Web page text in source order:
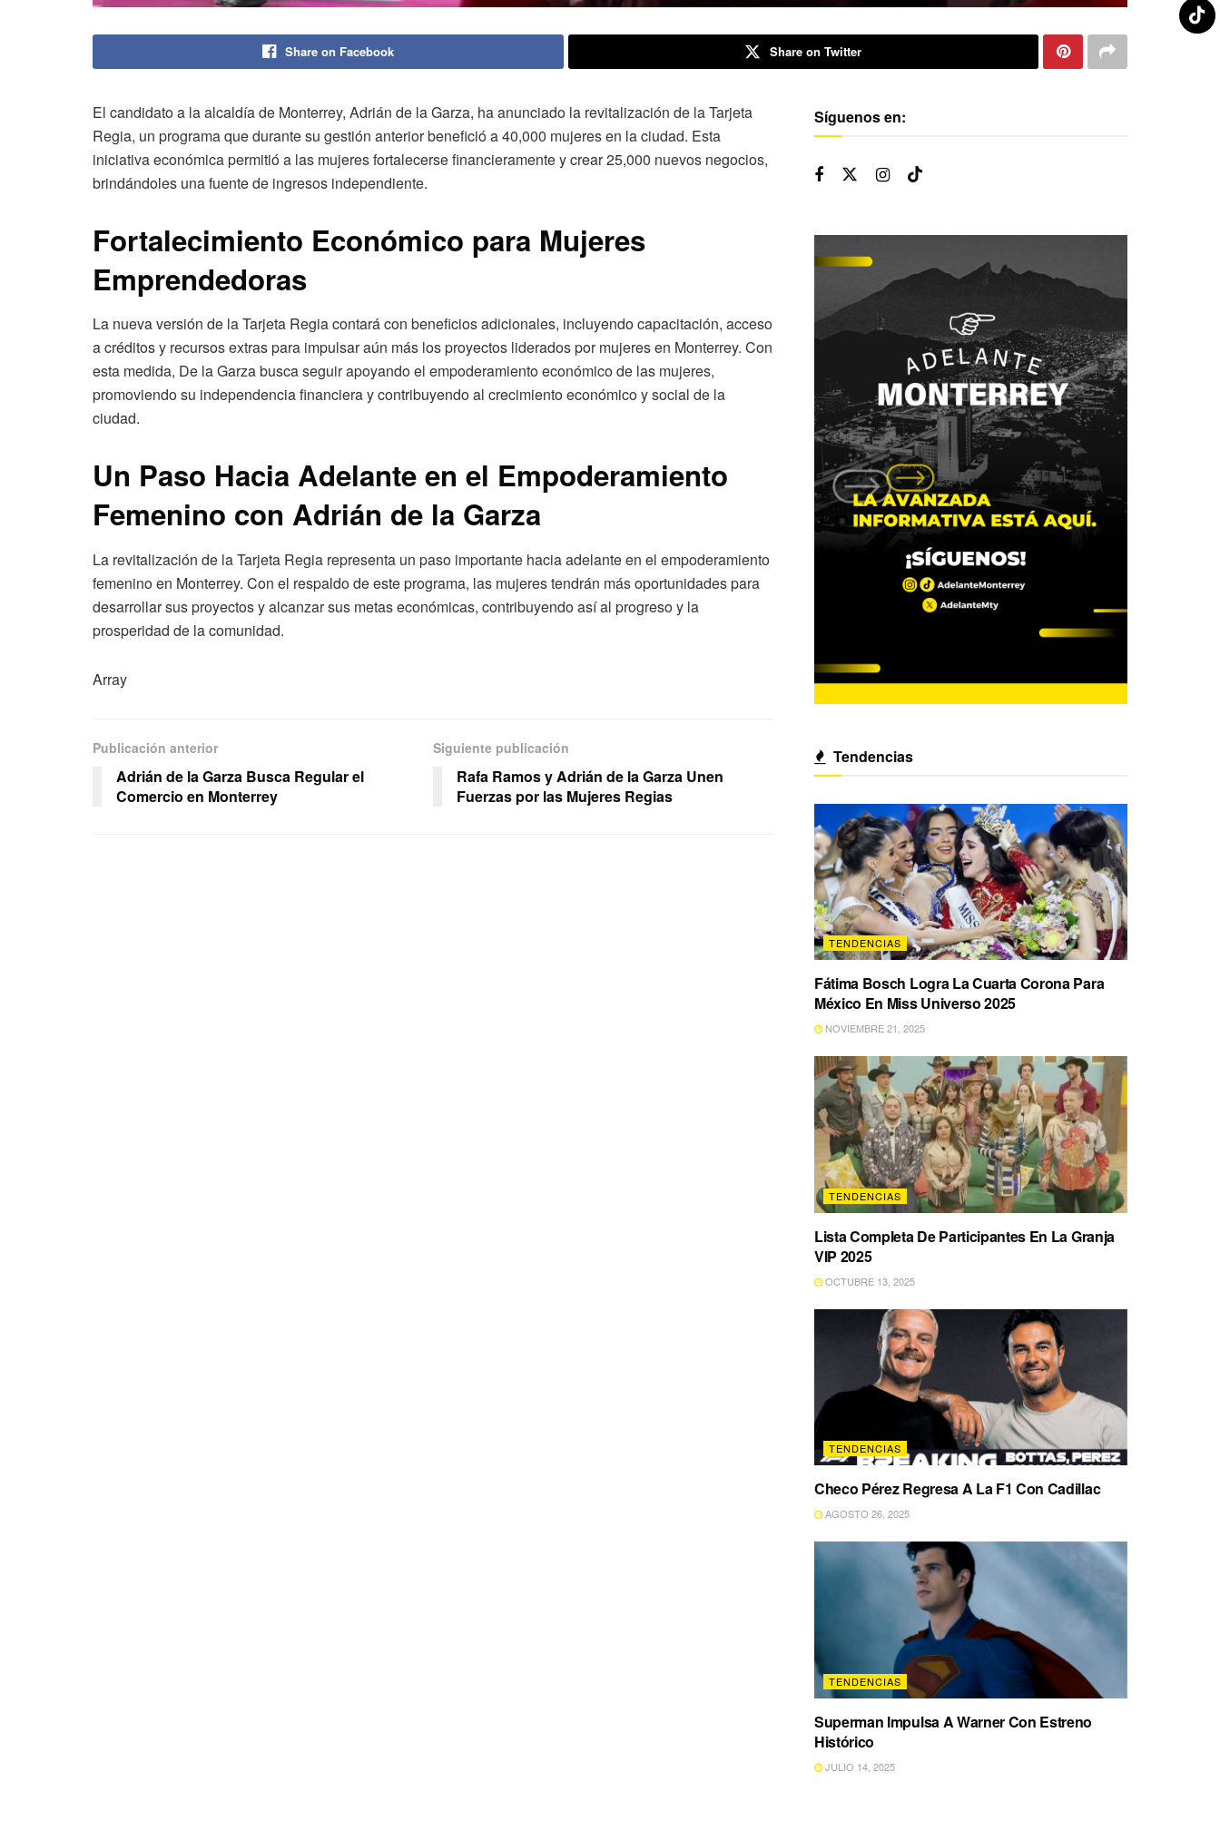
Share on Facebook Share on Twitter
El candidato a la alcaldía de Monterrey, Adrián de la Garza, ha anunciado la revitalización de la Tarjeta
Regia, un programa que durante su gestión anterior benefició a 40,000 mujeres en la ciudad. Esta
iniciativa económica permitió a las mujeres fortalecerse financieramente y crear 25,000 nuevos negocios,
brindándoles una fuente de ingresos independiente.
Fortalecimiento Económico para Mujeres
Emprendedoras
La nueva versión de la Tarjeta Regia contará con beneficios adicionales, incluyendo capacitación, acceso
a créditos y recursos extras para impulsar aún más los proyectos liderados por mujeres en Monterrey. Con
esta medida, De la Garza busca seguir apoyando el empoderamiento económico de las mujeres,
promoviendo su independencia financiera y contribuyendo al crecimiento económico y social de la
ciudad.
Un Paso Hacia Adelante en el Empoderamiento
Femenino con Adrián de la Garza
La revitalización de la Tarjeta Regia representa un paso importante hacia adelante en el empoderamiento
femenino en Monterrey. Con el respaldo de este programa, las mujeres tendrán más oportunidades para
desarrollar sus proyectos y alcanzar sus metas económicas, contribuyendo así al progreso y la
prosperidad de la comunidad.
Array
Publicación anterior
Adrián de la Garza Busca Regular el
Comercio en Monterrey
Siguiente publicación
Rafa Ramos y Adrián de la Garza Unen
Fuerzas por las Mujeres Regias
Síguenos en:
Tendencias
TENDENCIAS
Fátima Bosch Logra La Cuarta Corona Para
México En Miss Universo 2025
NOVIEMBRE 21, 2025
TENDENCIAS
Lista Completa De Participantes En La Granja
VIP 2025
OCTUBRE 13, 2025
TENDENCIAS
Checo Pérez Regresa A La F1 Con Cadillac
AGOSTO 26, 2025
TENDENCIAS
Superman Impulsa A Warner Con Estreno
Histórico
JULIO 14, 2025